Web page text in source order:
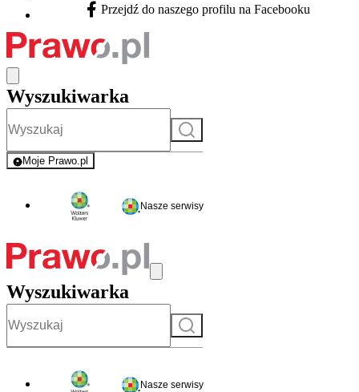
Facebook - otwiera się w nowej karcie
Przejdź do naszego profilu na Facebooku
Wyszukiwarka
Szukaj
Moje Prawo.pl
- rejestracja i logowanie do serwisu
Nasze serwisy
Wyszukiwarka
Szukaj
Nasze serwisy